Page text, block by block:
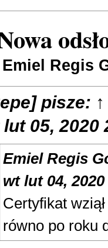
Emiel Regis
pisze: ↑
05, 2020
Emiel Regis
wt lut 04, 2020
Certyfikat
równo po roku